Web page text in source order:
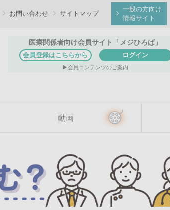
お問い合わせ サイトマップ
一般の方向け
情報サイト
医療関係者向け会員サイト 「メジひろば」
会員登録はこちらから ログイン
会員コンテンツのご案内
動画